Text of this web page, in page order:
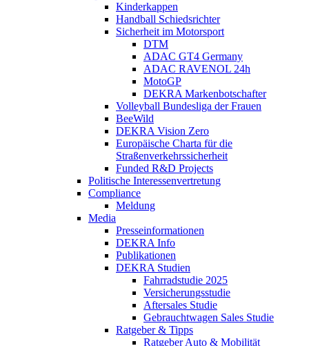
Kinderkappen
Handball Schiedsrichter
Sicherheit im Motorsport
DTM
ADAC GT4 Germany
ADAC RAVENOL 24h
MotoGP
DEKRA Markenbotschafter
Volleyball Bundesliga der Frauen
BeeWild
DEKRA Vision Zero
Europäische Charta für die
Straßenverkehrssicherheit
Funded R&D Projects
Politische Interessenvertretung
Compliance
Meldung
Media
Presseinformationen
DEKRA Info
Publikationen
DEKRA Studien
Fahrradstudie 2025
Versicherungsstudie
Aftersales Studie
Gebrauchtwagen Sales Studie
Ratgeber & Tipps
Ratgeber Auto & Mobilität